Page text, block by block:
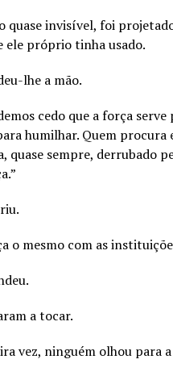
quase invisível, foi
ele próprio tinha usado.
lhe a mão.
cedo que a força
humilhar. Quem procura
quase sempre, derrubado
o mesmo com as
a tocar.
vez, ninguém olhou para